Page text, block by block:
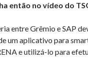
então no vídeo do
entre Grêmio e SAP
um aplicativo para
e utilizá-lo para